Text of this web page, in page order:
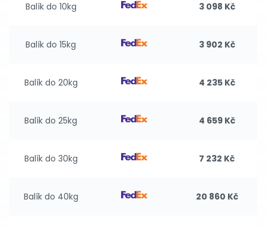
Balík do 10kg 3 098 Kč
Balík do 15kg 3 902 Kč
Balík do 20kg 4 235 Kč
Balík do 25kg 4 659 Kč
Balík do 30kg 7 232 Kč
Balík do 40kg 20 860 Kč